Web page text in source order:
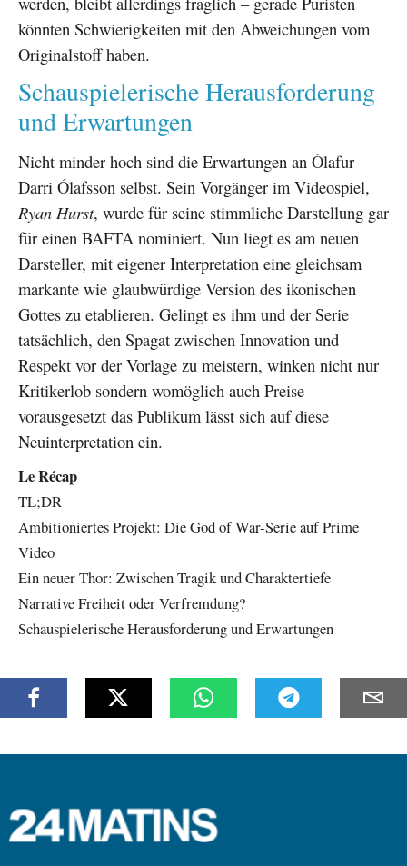
könnten Schwierigkeiten mit den Abweichungen vom
Originalstoff haben.
Schauspielerische Herausforderung
und Erwartungen
Nicht minder hoch sind die Erwartungen an Ólafur
Darri Ólafsson selbst. Sein Vorgänger im Videospiel,
Ryan Hurst, wurde für seine stimmliche Darstellung gar
für einen BAFTA nominiert. Nun liegt es am neuen
Darsteller, mit eigener Interpretation eine gleichsam
markante wie glaubwürdige Version des ikonischen
Gottes zu etablieren. Gelingt es ihm und der Serie
tatsächlich, den Spagat zwischen Innovation und
Respekt vor der Vorlage zu meistern, winken nicht nur
Kritikerlob sondern womöglich auch Preise –
vorausgesetzt das Publikum lässt sich auf diese
Neuinterpretation ein.
Le Récap
TL;DR
Ambitioniertes Projekt: Die God of War-Serie auf Prime
Video
Ein neuer Thor: Zwischen Tragik und Charaktertiefe
Narrative Freiheit oder Verfremdung?
Schauspielerische Herausforderung und Erwartungen